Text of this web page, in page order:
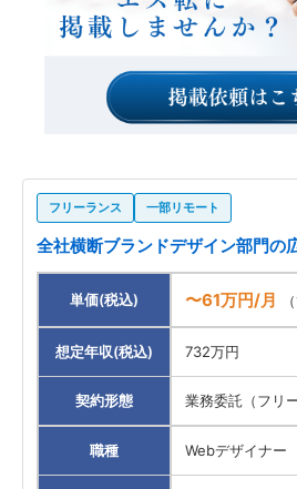
フリーランス 一部リモート
全社横断ブランドデザイン部門の
単価(税込) 〜61万円/月
想定年収(税込) 732万円
契約形態 業務委託（フリ
職種 Webデザイナー